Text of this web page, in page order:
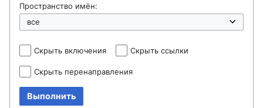
Пространство имён:
Скрыть включения Скрыть ссылки
Скрыть перенаправления
Выполнить